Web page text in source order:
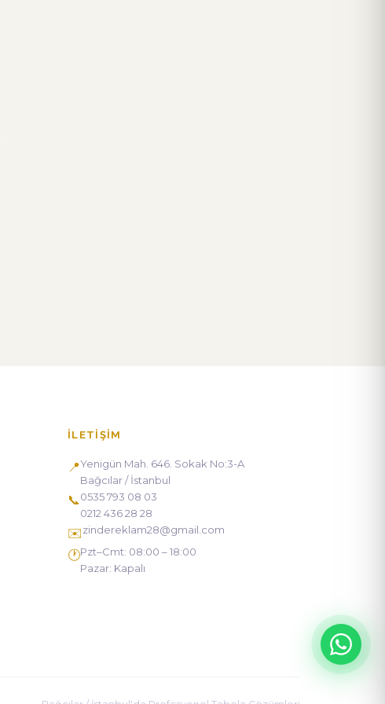
İLETIŞIM
📍Yenigün Mah. 646. Sokak No:3-A
Bağcılar / İstanbul
📞0535 793 08 03
0212 436 28 28
✉️zindereklam28@gmail.com
🕐Pzt–Cmt: 08:00 – 18:00
Pazar: Kapalı